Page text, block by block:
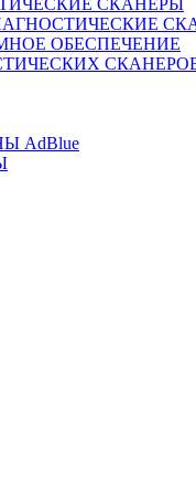
СКАНЕРЫ
ОБЕСПЕЧЕНИЕ
АdBlue